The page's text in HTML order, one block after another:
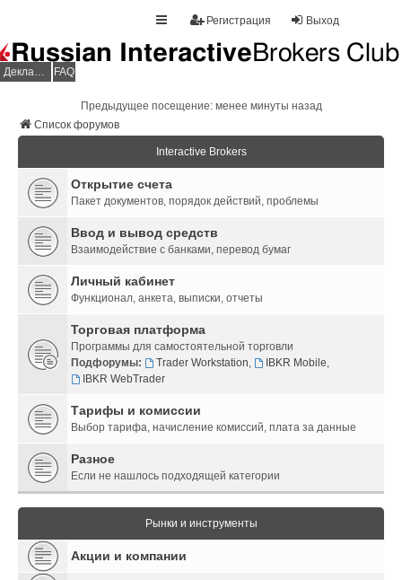
Выход
Регистрация
Декларация НДФЛ FAQ
Предыдущее посещение: менее минуты назад
Список форумов
Interactive Brokers
Открытие счета
Пакет документов, порядок действий, проблемы
Ввод и вывод средств
Взаимодействие с банками, перевод бумаг
Личный кабинет
Функционал, анкета, выписки, отчеты
Торговая платформа
Программы для самостоятельной торговли
Подфорумы:
Trader Workstation, IBKR Mobile,
IBKR WebTrader
Тарифы и комиссии
Выбор тарифа, начисление комиссий, плата за данные
Разное
Если не нашлось подходящей категории
Рынки и инструменты
Акции и компании